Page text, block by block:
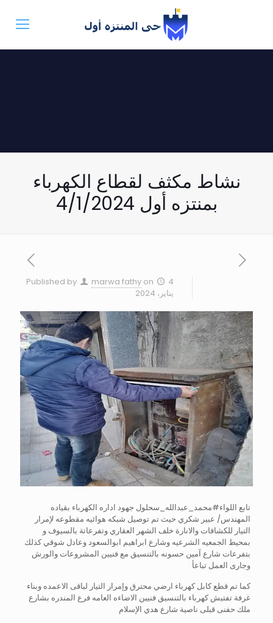
نشاط مكثف لقطاع الكهرباء
بمنتزه أول 4/1/2024
Published by marwa fathy on
4
يناير، 2024
تابع اللواء#محمد_عبدالله_سحلول جهود اداره الكهرباء بقياده
المهندس/ عبير شكري حيث تم توصيل شبكه هوائيه مقطوعه لإمرار
التيار للكشافات والانارة خلف الشهر العقاري وتفرعاتة بالسيوف و
بمحيط الجمعيه الشرعيه وشارع ابراهيم ابوالسعود وعادل شوقي كذلك
بتفرعات شارع آمين حسونه بالتنسيق مع فنيين المشروعات والورش
وجارى العمل تباعأ
كما تم قطع كابل كهرباء ارضي محترق وإمرار التيار لباقى الاعمده وبناء
غرفة تفتيش كهرباء بالتنسيق فنيين الاضاءه العامه فرع المندره بشارع
ملك حفنى قبلى ناصية شارع هدي الإسلام